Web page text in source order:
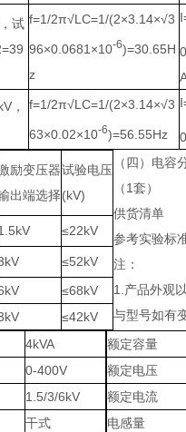
试 f=1/2π√LC=1/(2×3.14×√3
96×0.0681×10-6)=30.65H
z
，
f=1/2π√LC=1/(2×3.14×√3
63×0.02×10-6)=56.55Hz
励变压器
出端选择
试验电压
(kV)
≤22kV
≤52kV
≤68kV
≤42kV
4kVA
0-400V
1.5/3/6kV
干式
额定容量
额定电压
额定电流
电感量
（四） 电容
（1套）
供货清单
参考实验标
注：
1.产品外观
与型号如有